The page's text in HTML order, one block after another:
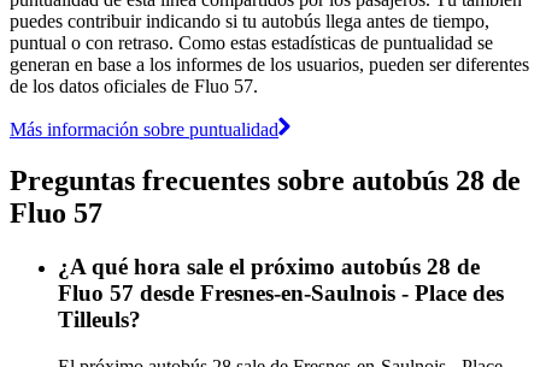
puedes contribuir indicando si tu autobús llega antes de tiempo,
puntual o con retraso. Como estas estadísticas de puntualidad se
generan en base a los informes de los usuarios, pueden ser diferentes
de los datos oficiales de Fluo 57.
Más información sobre puntualidad
Preguntas frecuentes sobre autobús 28 de
Fluo 57
¿A qué hora sale el próximo autobús 28 de
Fluo 57 desde Fresnes-en-Saulnois - Place des
Tilleuls?